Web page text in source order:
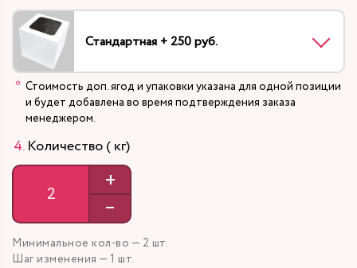
Стандартная + 250 руб.
Стоимость доп. ягод и упаковки указана для одной позиции
и будет добавлена во время подтверждения заказа
менеджером.
Количество ( кг)
+
–
Минимальное кол-во — 2 шт.
Шаг изменения — 1 шт.